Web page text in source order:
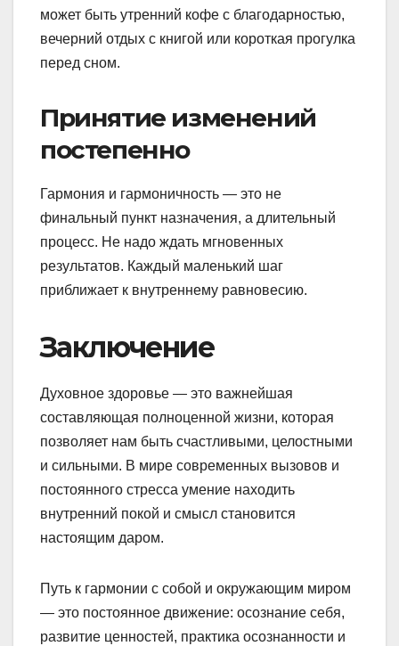
может быть утренний кофе с благодарностью,
вечерний отдых с книгой или короткая прогулка
перед сном.
Принятие изменений
постепенно
Гармония и гармоничность — это не
финальный пункт назначения, а длительный
процесс. Не надо ждать мгновенных
результатов. Каждый маленький шаг
приближает к внутреннему равновесию.
Заключение
Духовное здоровье — это важнейшая
составляющая полноценной жизни, которая
позволяет нам быть счастливыми, целостными
и сильными. В мире современных вызовов и
постоянного стресса умение находить
внутренний покой и смысл становится
настоящим даром.
Путь к гармонии с собой и окружающим миром
— это постоянное движение: осознание себя,
развитие ценностей, практика осознанности и